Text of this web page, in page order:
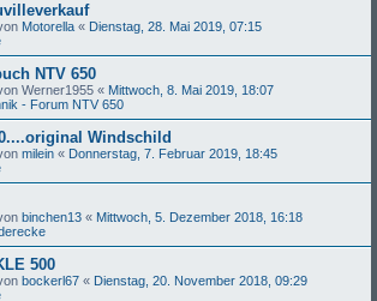
Motorella « Dienstag, 28. Mai 2019, 07:15
NTV 650
Werner1955 « Mittwoch, 8. Mai 2019, 18:07
- Forum NTV 650
Windschild
milein « Donnerstag, 7. Februar 2019, 18:45
binchen13 « Mittwoch, 5. Dezember 2018, 16:18
500
bockerl67 « Dienstag, 20. November 2018, 09:29